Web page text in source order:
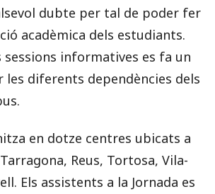
dubte per tal de poder fer
acadèmica dels estudiants.
sessions informatives es fa un
diferents dependències dels
en dotze centres ubicats a
Reus, Tortosa, Vila-
Els assistents a la Jornada es